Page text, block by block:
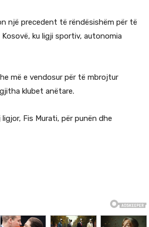
një precedent të rëndësishëm për të
ku ligji sportiv, autonomia
më e vendosur për të mbrojtur
klubet anëtare.
Fis Murati, për punën dhe